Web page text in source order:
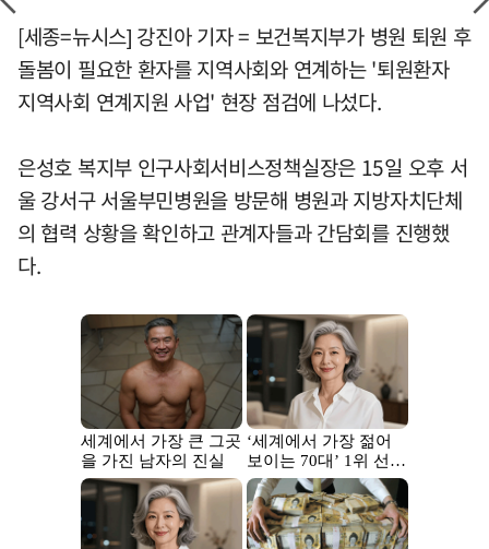
[세종=뉴시스] 강진아 기자 = 보건복지부가 병원 퇴원 후
돌봄이 필요한 환자를 지역사회와 연계하는 '퇴원환자
지역사회 연계지원 사업' 현장 점검에 나섰다.
은성호 복지부 인구사회서비스정책실장은 15일 오후 서
울 강서구 서울부민병원을 방문해 병원과 지방자치단체
의 협력 상황을 확인하고 관계자들과 간담회를 진행했
다.